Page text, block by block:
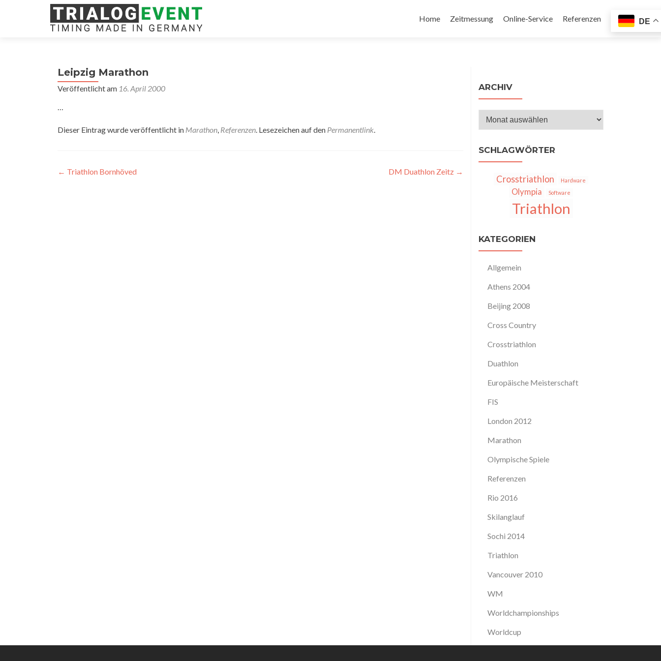
Inhalt
Home Zeitmessung Online-Service Referenzen DE
Leipzig Marathon
Veröffentlicht am 16. April 2000
…
Dieser Eintrag wurde veröffentlicht in Marathon, Referenzen. Lesezeichen auf den Permanentlink.
Artikel-
← Triathlon Bornhöved DM Duathlon Zeitz →
ARCHIV
Archiv
SCHLAGWÖRTER
Crosstriathlon Hardware
Olympia Software
Triathlon
KATEGORIEN
Allgemein
Athens 2004
Beijing 2008
Cross Country
Crosstriathlon
Duathlon
Europäische Meisterschaft
FIS
London 2012
Marathon
Olympische Spiele
Referenzen
Rio 2016
Skilanglauf
Sochi 2014
Triathlon
Vancouver 2010
WM
Worldchampionships
Worldcup